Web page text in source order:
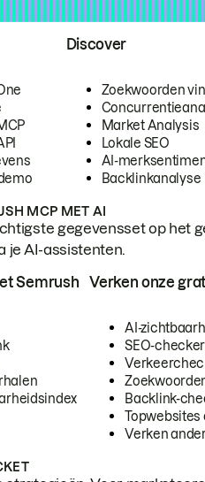
Discover
Zoekwoorden
Market Analysis
Lokale SEO
AI-
Backlinkanalyse
MCP MET AI
gegevensset op het
je AI-assistenten.
Semrush Verken onze
AI-
SEO-checker
Backlink-
Topwebsites
Verken